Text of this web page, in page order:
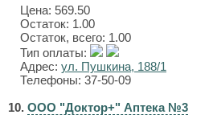
Цена: 569.50
Остаток: 1.00
Остаток, всего: 1.00
Тип оплаты:
Адрес: ул. Пушкина, 188/1
Телефоны: 37-50-09
10. ООО "Доктор+" Аптека №3